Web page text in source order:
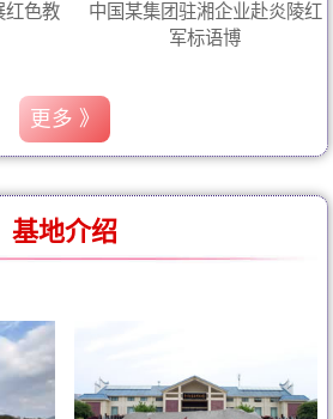
红色教
中国某集团驻湘企业赴炎陵红
军标语博
更多 》
基地介绍